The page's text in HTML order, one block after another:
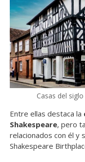
Casas del
Entre ellas destaca la
Shakespeare, pero
relacionados con él y
Shakespeare